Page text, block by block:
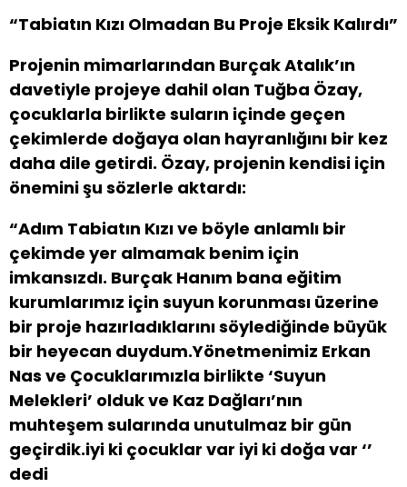
“Tabiatın Kızı Olmadan Bu Proje Eksik Kalırdı”
Projenin mimarlarından Burçak Atalık’ın
davetiyle projeye dahil olan Tuğba Özay,
çocuklarla birlikte suların içinde geçen
çekimlerde doğaya olan hayranlığını bir kez
daha dile getirdi. Özay, projenin kendisi için
önemini şu sözlerle aktardı:
“Adım Tabiatın Kızı ve böyle anlamlı bir
çekimde yer almamak benim için
imkansızdı. Burçak Hanım bana eğitim
kurumlarımız için suyun korunması üzerine
bir proje hazırladıklarını söylediğinde büyük
bir heyecan duydum.Yönetmenimiz Erkan
Nas ve Çocuklarımızla birlikte ‘Suyun
Melekleri’ olduk ve Kaz Dağları’nın
muhteşem sularında unutulmaz bir gün
geçirdik.iyi ki çocuklar var iyi ki doğa var ‘’
dedi